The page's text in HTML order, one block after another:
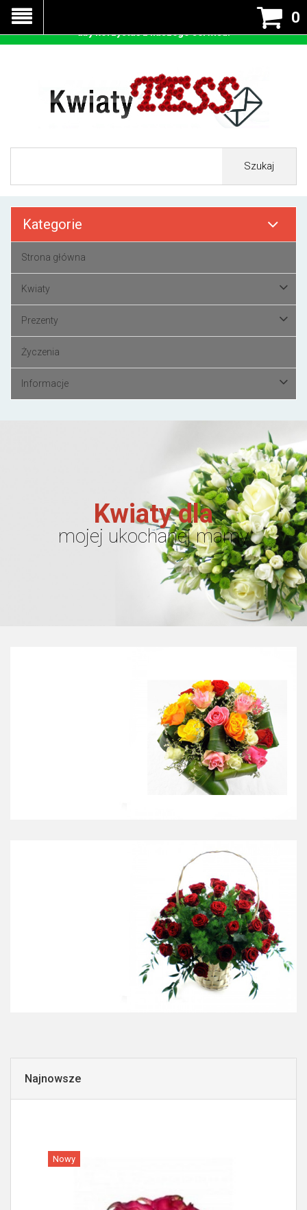
0
Szukaj
Kategorie
Strona główna
Kwiaty
Prezenty
Życzenia
Informacje
Kwiaty dla
mojej ukochanej mamy
Najnowsze
Nowy
Nasza strona korzysta z cookies - czyli tzw ciastek w celu
prawidłowego działania. Zaakceptuj przyjmowanie cookies
aby korzystać z naszego serwisu.